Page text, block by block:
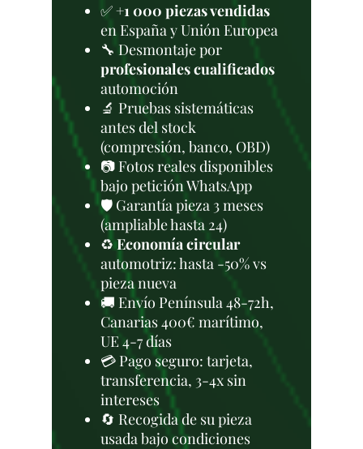
✅+1 000 piezas vendidas
en España y Unión Europea
🔧 Desmontaje por
profesionales cualificados
automoción
🔬 Pruebas sistemáticas
antes del stock
(compresión, banco, OBD)
📷 Fotos reales disponibles
bajo petición WhatsApp
🛡️ Garantía pieza 3 meses
(ampliable hasta 24)
♻️Economía circular
automotriz: hasta -50% vs
pieza nueva
🚚 Envío Península 48-72h,
Canarias 400€ marítimo,
UE 4-7 días
💳 Pago seguro: tarjeta,
transferencia, 3-4x sin
intereses
🔄 Recogida de su pieza
usada bajo condiciones